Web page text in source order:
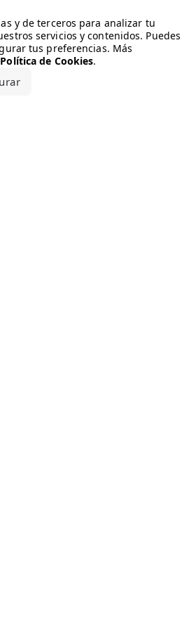
y de terceros para analizar tu
servicios y contenidos. Puedes
tus preferencias. Más
Política de Cookies.
the brand